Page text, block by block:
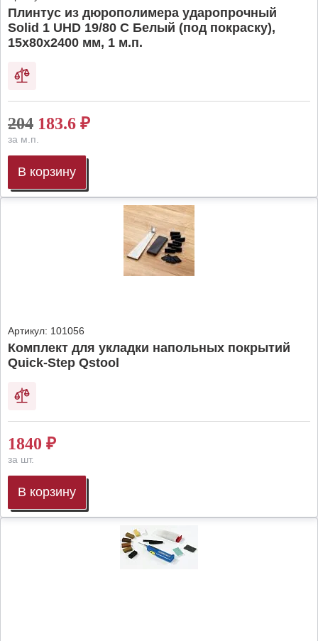
Плинтус из дюрополимера ударопрочный
Solid 1 UHD 19/80 C Белый (под покраску),
15х80х2400 мм, 1 м.п.
204 183.6 ₽
за м.п.
В корзину
Артикул: 101056
Комплект для укладки напольных покрытий
Quick-Step Qstool
1840 ₽
за шт.
В корзину